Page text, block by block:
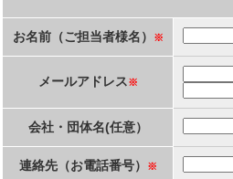
お名前（ご担当者様名） ※
メールアドレス※
会社・団体名(任意）
連絡先（お電話番号） ※